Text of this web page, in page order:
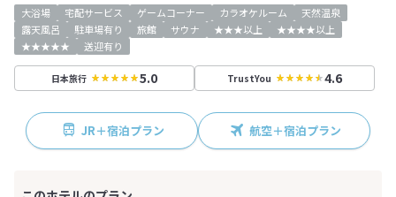
大浴場 宅配サービス ゲームコーナー カラオケルーム
天然温泉
露天風呂
駐車場有り 旅館 サウナ ★★★以上
★★★★以上
★★★★★
送迎有り
日本旅行 5.0 TrustYou 4.6
JR＋宿泊プラン 航空＋宿泊プラン